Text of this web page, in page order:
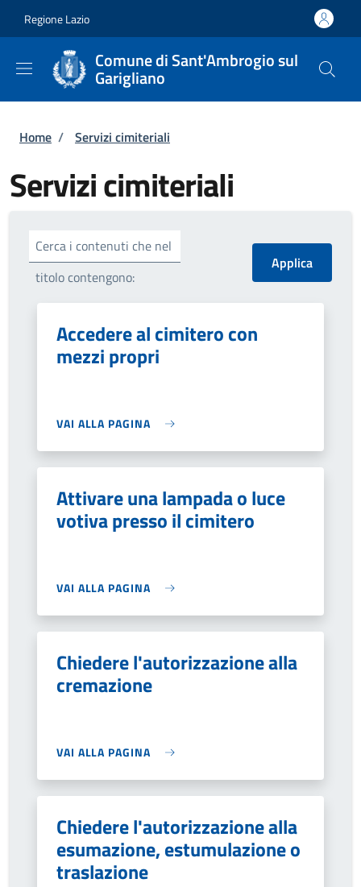
Regione Lazio
Comune di Sant'Ambrogio sul
Garigliano
Briciole di pane
Home / Servizi cimiteriali
Servizi cimiteriali
Cerca i contenuti che nel
titolo contengono:
Accedere al cimitero con
mezzi propri
VAI ALLA PAGINA
Attivare una lampada o luce
votiva presso il cimitero
VAI ALLA PAGINA
Chiedere l'autorizzazione alla
cremazione
VAI ALLA PAGINA
Chiedere l'autorizzazione alla
esumazione, estumulazione o
traslazione